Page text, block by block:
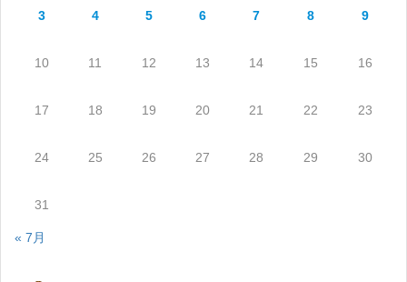
3 4 5 6 7 8 9
10 11 12 13 14 15 16
17 18 19 20 21 22 23
24 25 26 27 28 29 30
31
« 7月